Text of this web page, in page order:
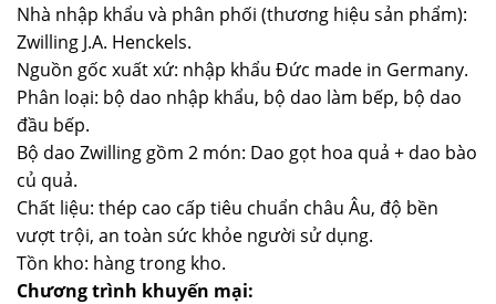
Nhà nhập khẩu và phân phối (thương hiệu sản phẩm):
Zwilling J.A. Henckels.
Nguồn gốc xuất xứ: nhập khẩu Đức made in Germany.
Phân loại: bộ dao nhập khẩu, bộ dao làm bếp, bộ dao
đầu bếp.
Bộ dao Zwilling gồm 2 món: Dao gọt hoa quả + dao bào
củ quả.
Chất liệu: thép cao cấp tiêu chuẩn châu Âu, độ bền
vượt trội, an toàn sức khỏe người sử dụng.
Tồn kho: hàng trong kho.
Chương trình khuyến mại: